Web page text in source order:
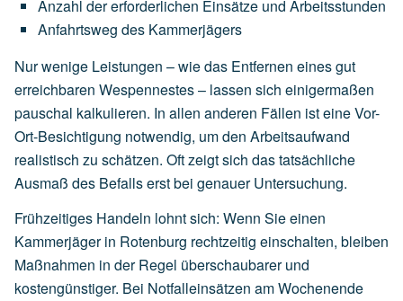
Anzahl dererforderlichen Einsätze und Arbeitsstunden
Anfahrtsweg des Kammerjägers
Nur wenige Leistungen – wie das Entfernen eines gut
erreichbaren Wespennestes – lassen sich einigermaßen
pauschal kalkulieren. In allen anderen Fällen ist eine Vor-
Ort-Besichtigung notwendig, um den Arbeitsaufwand
realistisch zu schätzen. Oft zeigt sich das tatsächliche
Ausmaß des Befalls erst bei genauer Untersuchung.
Frühzeitiges Handeln lohnt sich: Wenn Sie einen
Kammerjäger in Rotenburg rechtzeitig einschalten, bleiben
Maßnahmen in der Regel überschaubarer und
kostengünstiger. Bei Notfalleinsätzen am Wochenende